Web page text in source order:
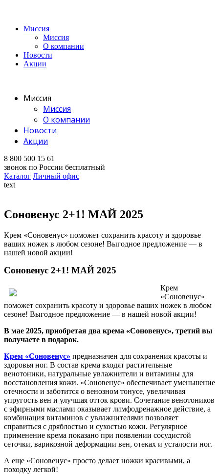
Миссия
Миссия
О компании
Новости
Акции
Миссия
Миссия
О компании
Новости
Акции
8 800 500 15 61
звонок по России бесплатный
Каталог Личный офис
text
Соновенус 2+1! МАЙ 2025
Крем «Соновенус» поможет сохранить красоту и здоровье
ваших ножек в любом сезоне! Выгодное предложение — в
нашей новой акции!
Соновенус 2+1! МАЙ 2025
Крем
«Соновенус»
поможет сохранить красоту и здоровье ваших ножек в любом
сезоне! Выгодное предложение — в нашей новой акции!
В мае 2025, приобретая два крема «Соновенус», третий вы
получаете в подарок.
Крем «Соновенус» предназначен для сохранения красоты и
здоровья ног. В состав крема входят растительные
венотоники, натуральные увлажнители и витамины для
восстановления кожи. «Соновенус» обеспечивает уменьшение
отечности и заботится о венозном тонусе, увеличивая
упругость вен и улучшая отток крови. Сочетание венотоников
с эфирными маслами оказывает лимфодренажное действие, а
комбинация витаминов с увлажнителями позволяет
справиться с дряблостью и сухостью кожи. Регулярное
применение крема показано при появлении сосудистой
сеточки, варикозной деформации вен, отеках и усталости ног.
А еще «Соновенус» просто делает ножки красивыми, а
походку легкой!